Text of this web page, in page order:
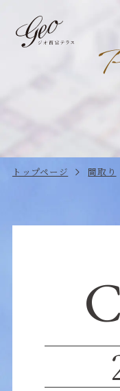
トップページ 間取り